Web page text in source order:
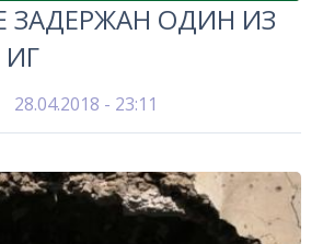
ЗАДЕРЖАН ОДИН ИЗ
28.04.2018 - 23:11